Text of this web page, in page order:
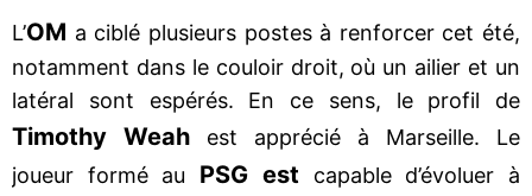
L’OM a ciblé plusieurs postes à renforcer cet été,
notamment dans le couloir droit, où un ailier et un
latéral sont espérés. En ce sens, le profil de
Timothy Weah est apprécié à Marseille. Le
joueur formé au PSG est
capable d’évoluer à